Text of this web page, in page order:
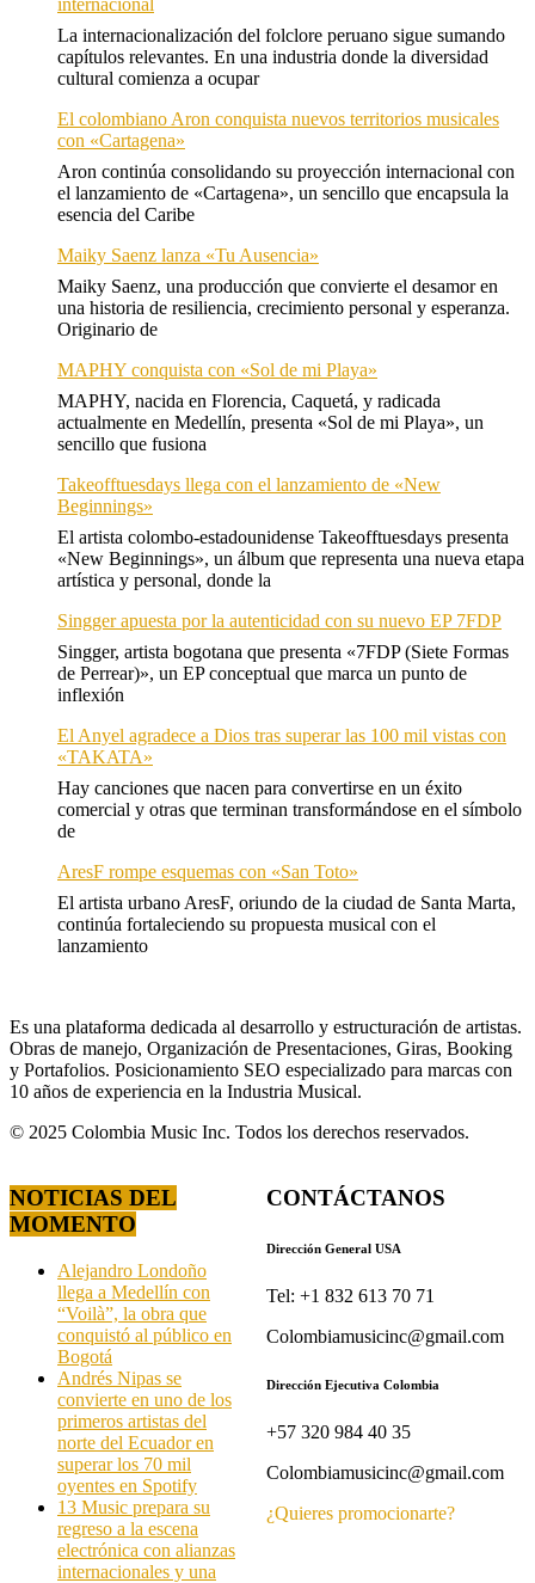
internacional
La internacionalización del folclore peruano sigue sumando
capítulos relevantes. En una industria donde la diversidad
cultural comienza a ocupar
El colombiano Aron conquista nuevos territorios musicales
con «Cartagena»
Aron continúa consolidando su proyección internacional con
el lanzamiento de «Cartagena», un sencillo que encapsula la
esencia del Caribe
Maiky Saenz lanza «Tu Ausencia»
Maiky Saenz, una producción que convierte el desamor en
una historia de resiliencia, crecimiento personal y esperanza.
Originario de
MAPHY conquista con «Sol de mi Playa»
MAPHY, nacida en Florencia, Caquetá, y radicada
actualmente en Medellín, presenta «Sol de mi Playa», un
sencillo que fusiona
Takeofftuesdays llega con el lanzamiento de «New
Beginnings»
El artista colombo-estadounidense Takeofftuesdays presenta
«New Beginnings», un álbum que representa una nueva etapa
artística y personal, donde la
Singger apuesta por la autenticidad con su nuevo EP 7FDP
Singger, artista bogotana que presenta «7FDP (Siete Formas
de Perrear)», un EP conceptual que marca un punto de
inflexión
El Anyel agradece a Dios tras superar las 100 mil vistas con
«TAKATA»
Hay canciones que nacen para convertirse en un éxito
comercial y otras que terminan transformándose en el símbolo
de
AresF rompe esquemas con «San Toto»
El artista urbano AresF, oriundo de la ciudad de Santa Marta,
continúa fortaleciendo su propuesta musical con el
lanzamiento
Es una plataforma dedicada al desarrollo y estructuración de artistas.
Obras de manejo, Organización de Presentaciones, Giras, Booking
y Portafolios. Posicionamiento SEO especializado para marcas con
10 años de experiencia en la Industria Musical.
© 2025 Colombia Music Inc. Todos los derechos reservados.
NOTICIAS DEL
MOMENTO
Alejandro Londoño
llega a Medellín con
“Voilà”, la obra que
conquistó al público en
Bogotá
Andrés Nipas se
convierte en uno de los
primeros artistas del
norte del Ecuador en
superar los 70 mil
oyentes en Spotify
13 Music prepara su
regreso a la escena
electrónica con alianzas
internacionales y una
CONTÁCTANOS
Dirección General USA
Tel: +1 832 613 70 71
Colombiamusicinc@gmail.com
Dirección Ejecutiva Colombia
+57 320 984 40 35
Colombiamusicinc@gmail.com
¿Quieres promocionarte?